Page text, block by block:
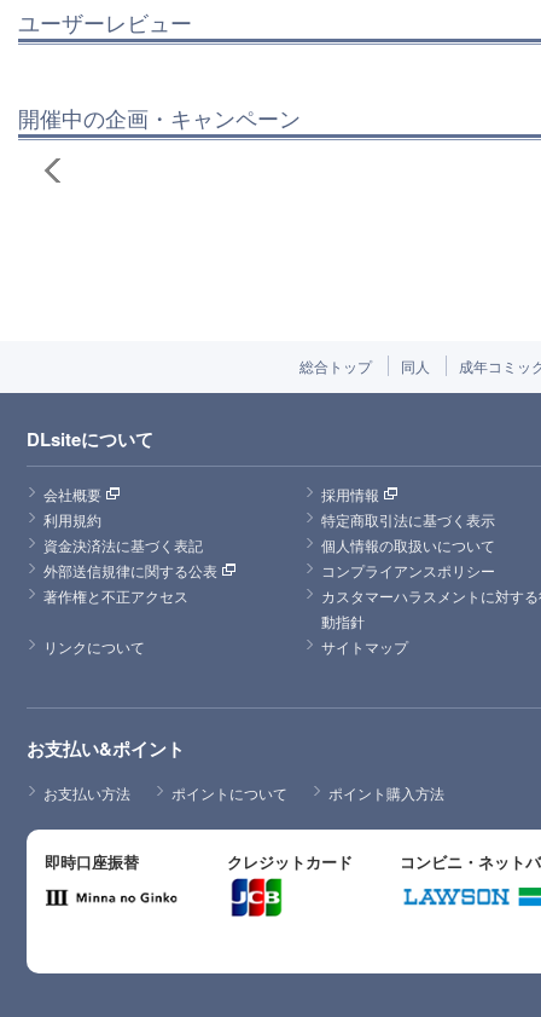
ユーザーレビュー
開催中の企画・キャンペーン
総合トップ 同人 成年コミッ
DLsiteについて
会社概要
採用情報
利用規約
特定商取引法に基づく表示
資金決済法に基づく表記
個人情報の取扱いについて
外部送信規律に関する公表
コンプライアンスポリシー
著作権と不正アクセス
カスタマーハラスメントに対す
動指針
リンクについて
サイトマップ
お支払い&ポイント
お支払い方法 ポイントについて ポイント購入方法
即時口座振替 クレジットカード コンビニ・ネット